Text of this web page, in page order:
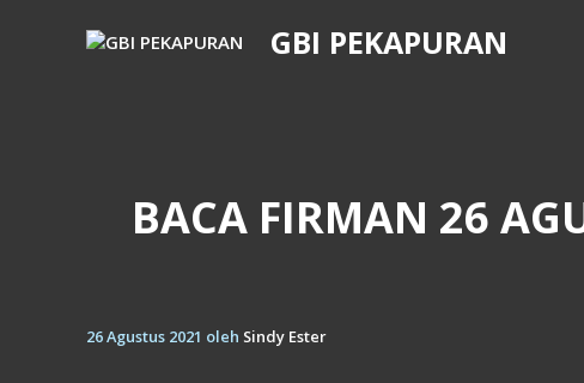
GBI PEKAPURAN
BACA FIRMAN 26
26 Agustus 2021 oleh Sindy Ester